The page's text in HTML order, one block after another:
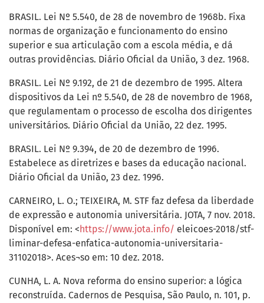
BRASIL. Lei Nº 5.540, de 28 de novembro de 1968b. Fixa
normas de organização e funcionamento do ensino
superior e sua articulação com a escola média, e dá
outras providências. Diário Oficial da União, 3 dez. 1968.
BRASIL. Lei Nº 9.192, de 21 de dezembro de 1995. Altera
dispositivos da Lei nº 5.540, de 28 de novembro de 1968,
que regulamentam o processo de escolha dos dirigentes
universitários. Diário Oficial da União, 22 dez. 1995.
BRASIL. Lei Nº 9.394, de 20 de dezembro de 1996.
Estabelece as diretrizes e bases da educação nacional.
Diário Oficial da União, 23 dez. 1996.
CARNEIRO, L. O.; TEIXEIRA, M. STF faz defesa da liberdade
de expressão e autonomia universitária. JOTA, 7 nov. 2018.
Disponível em: < https://www.jota.info/ eleicoes-2018/stf-
liminar-defesa-enfatica-autonomia-universitaria-
31102018>. Aces¬so em: 10 dez. 2018.
CUNHA, L. A. Nova reforma do ensino superior: a lógica
reconstruída. Cadernos de Pesquisa, São Paulo, n. 101, p.